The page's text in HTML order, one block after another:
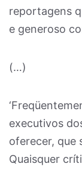
reportagens
e generoso
(…)
executivos
oferecer, que
Quaisquer